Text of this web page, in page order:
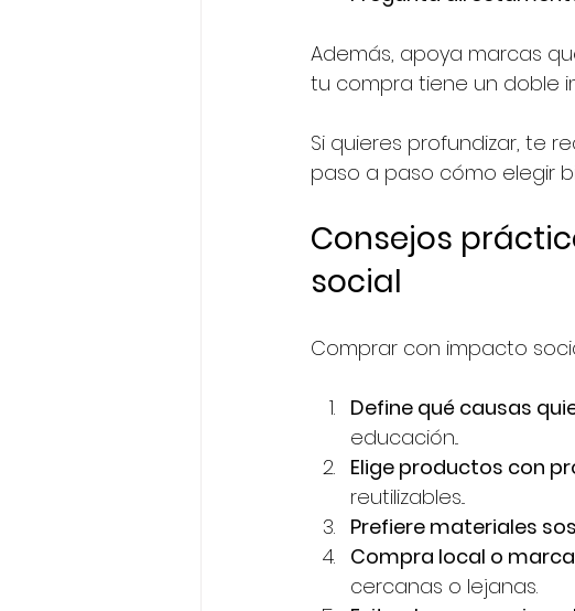
Además, apoya marcas
tu compra tiene un doble
Si quieres profundizar, te
paso a paso cómo elegir
Consejos
social
Comprar con impacto
Define qué causas
educación...
Elige productos con
reutilizables...
Prefiere materiales
Compra local o
cercanas o lejanas.